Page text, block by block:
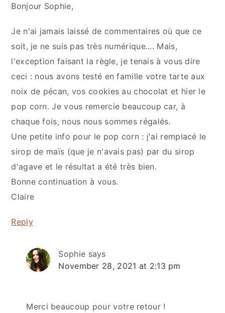
Bonjour Sophie,
Je n'ai jamais laissé de commentaires où que ce
soit, je ne suis pas très numérique.... Mais,
l'exception faisant la règle, je tenais à vous dire
ceci : nous avons testé en famille votre tarte aux
noix de pécan, vos cookies au chocolat et hier le
pop corn. Je vous remercie beaucoup car, à
chaque fois, nous nous sommes régalés.
Une petite info pour le pop corn : j'ai remplacé le
sirop de maïs (que je n'avais pas) par du sirop
d'agave et le résultat a été très bien.
Bonne continuation à vous.
Claire
Reply
Sophie says
November 28, 2021 at 2:13 pm
Merci beaucoup pour votre retour !